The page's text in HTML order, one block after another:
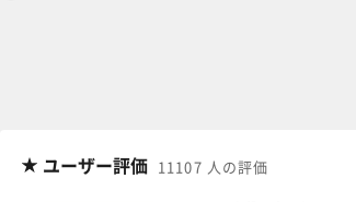
ユーザー評価 11107 人の評価